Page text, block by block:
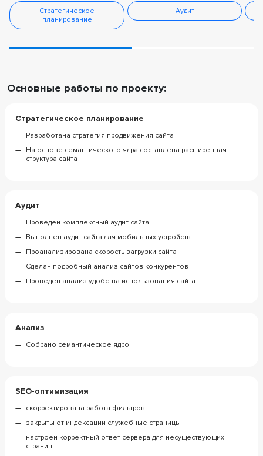
Стратегическое
планирование
Аудит
Основные работы по проекту:
Стратегическое планирование
Разработана стратегия продвижения сайта
На основе семантического ядра составлена расширенная
структура сайта
Аудит
Проведен комплексный аудит сайта
Выполнен аудит сайта для мобильных устройств
Проанализирована скорость загрузки сайта
Сделан подробный анализ сайтов конкурентов
Проведён анализ удобства использования сайта
Анализ
Собрано семантическое ядро
SEO-оптимизация
скорректирована работа фильтров
закрыты от индексации служебные страницы
настроен корректный ответ сервера для несуществующих
страниц